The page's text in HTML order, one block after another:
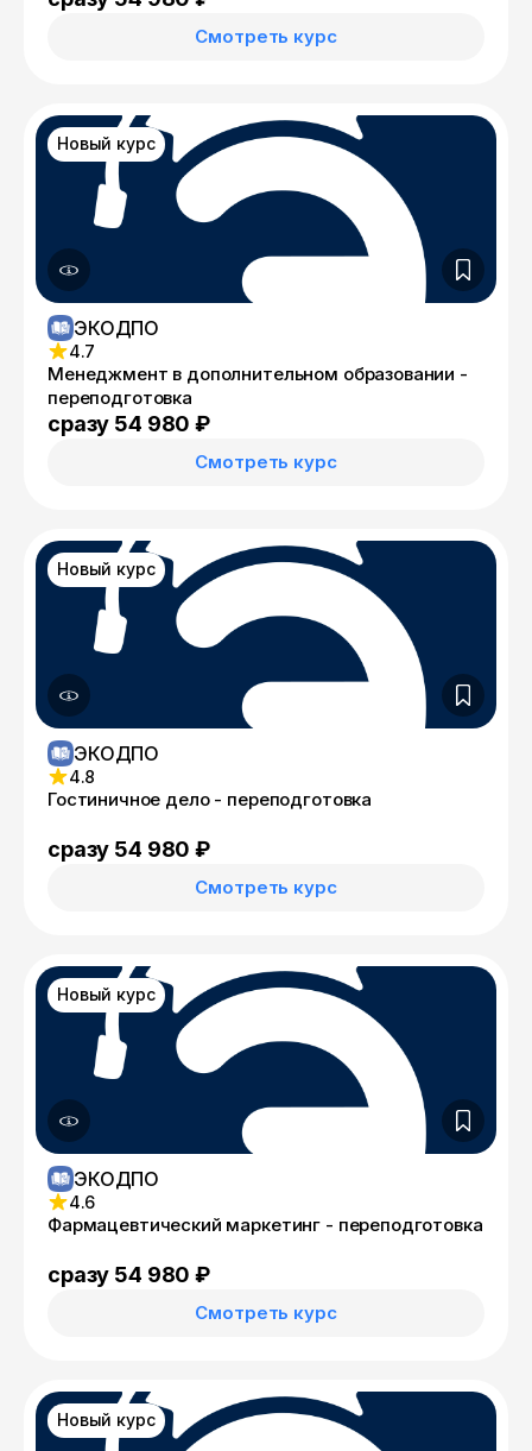
Смотреть курс
Новый курс
ЭКОДПО
4.7
Менеджмент в дополнительном образовании -
переподготовка
сразу 54 980 ₽
Смотреть курс
Новый курс
ЭКОДПО
4.8
Гостиничное дело - переподготовка
сразу 54 980 ₽
Смотреть курс
Новый курс
ЭКОДПО
4.6
Фармацевтический маркетинг - переподготовка
сразу 54 980 ₽
Смотреть курс
Новый курс